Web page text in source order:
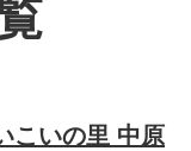
こいの里 中原